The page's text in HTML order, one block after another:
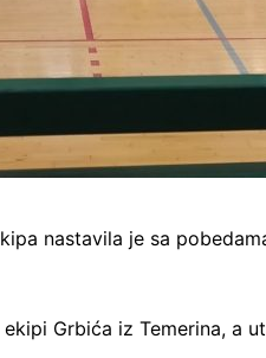
nastavila je sa
Grbića iz Temerina, a